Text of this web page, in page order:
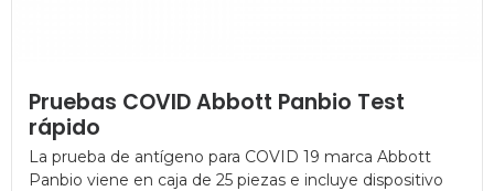
Pruebas COVID Abbott Panbio Test
rápido
La prueba de antígeno para COVID 19 marca Abbott
Panbio viene en caja de 25 piezas e incluye dispositivo